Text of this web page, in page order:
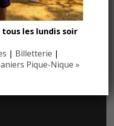
tous les lundis soir
| Billetterie |
Pique-Nique »